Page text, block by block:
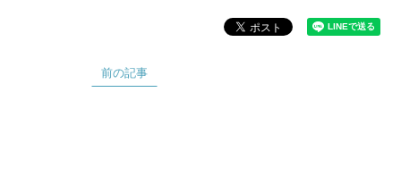
前の記事